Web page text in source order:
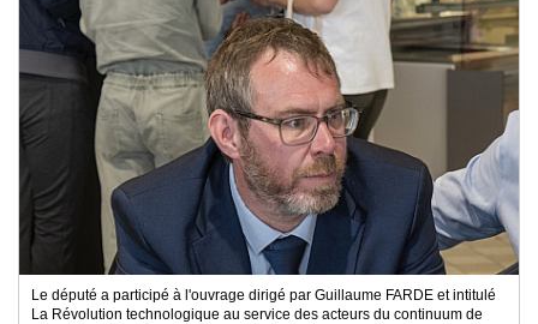
Le député a participé à l'ouvrage dirigé par Guillaume FARDE et intitulé
La Révolution technologique au service des acteurs du continuum de